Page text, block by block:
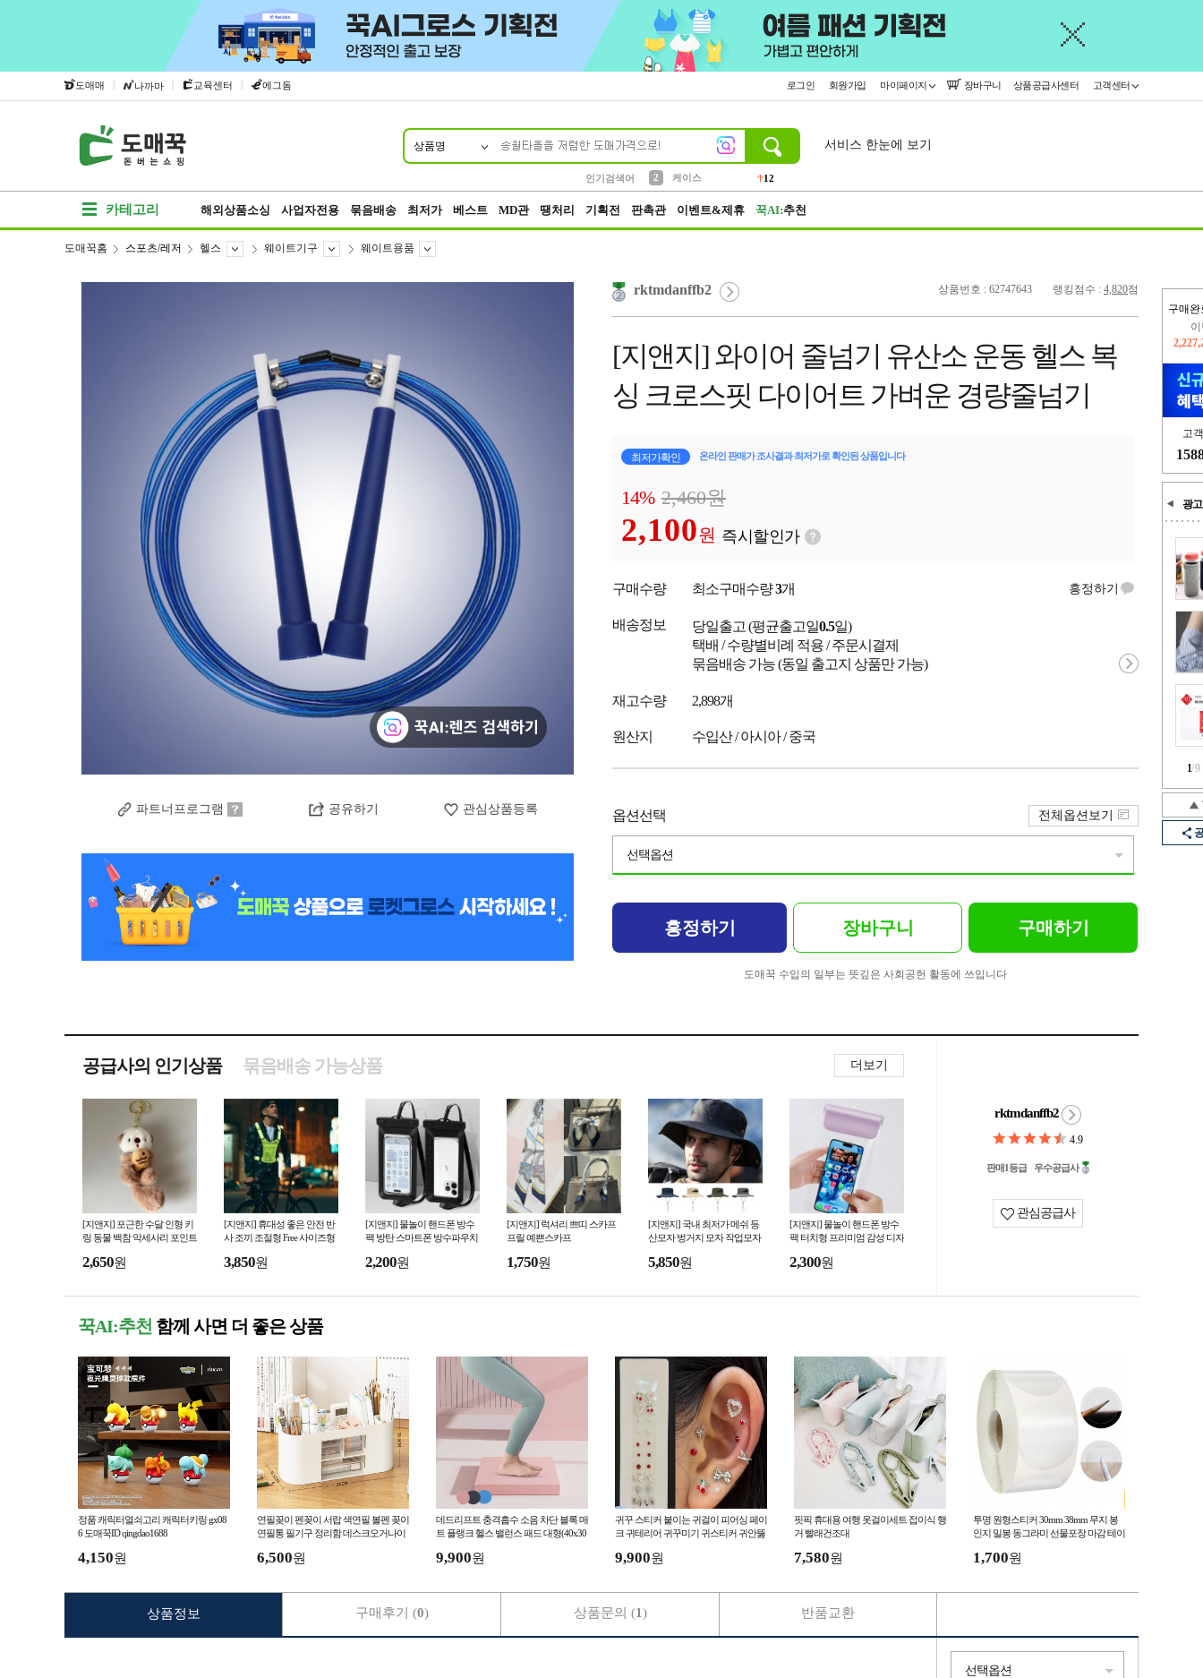
도매매 | 나까마 | 교육센터 | 에그돔 로그인 회원가입 마이페이지 장바구니 상품공급사센터 고객센터
상품명
인기검색어
3
생수
454
서비스 한눈에 보기
카테고리 해외상품소싱 사업자전용 묶음배송 최저가 베스트 MD관 땡처리 기획전 판촉관 이벤트&제휴 꾹AI:추천
구매완
고
광고
1/9
도매꾹홈 스포츠/레저 헬스 웨이트기구 웨이트용품
파트너프로그램 공유하기 관심상품등록
상품번호 : 62747643 랭킹점수 : 4,820점
rktmdanffb2
[지앤지] 와이어 줄넘기 유산소 운동 헬스 복
싱 크로스핏 다이어트 가벼운 경량줄넘기
최저가확인 온라인 판매가 조사결과 최저가로 확인된 상품입니다
14% 2,460원
2,100원 즉시할인가
구매수량 최소구매수량3개 흥정하기
배송정보 당일출고 (평균출고일0.5일)
택배 / 수량별비례 적용 / 주문시결제
묶음배송 가능 (동일 출고지 상품만 가능)
재고수량 2,898개
원산지 수입산 / 아시아 / 중국
옵션선택
선택옵션
전체옵션보기
흥정하기 장바구니 구매하기
도매꾹 수입의 일부는 뜻깊은 사회공헌 활동에 쓰입니다
공급사의 인기상품 더보기
묶음배송 가능상품
[지앤지] 포근한 수달 인형 키
링 동물 백참 악세사리 포인트
2,650원
[지앤지] 휴대성 좋은 안전 반
사 조끼 조절형 Free 사이즈형
인쇄가능
3,850원
[지앤지] 물놀이 핸드폰 방수
팩 방탄 스마트폰 방수파우치
2,200원
[지앤지] 럭셔리 쁘띠 스카프
프릴 예쁜스카프
1,750원
[지앤지] 국내 최저가 메쉬 등
산모자 벙거지 모자 작업모자
5,850원
[지앤지] 물놀이 핸드폰 방수
팩 터치형 프리미엄 감성 디자
여름 휴가용
2,300원
rktmdanffb2
4.9
판매1등급 우수공급사
관심공급사
꾹AI:추천 함께 사면 더 좋은 상품
정품 캐릭터열쇠고리 캐릭터키링 gx08
6 도매꾹ID qingdao1688
4,150원
연필꽂이 펜꽂이 서랍 색연필 볼펜 꽂이
연필통 필기구 정리함 데스크오거나이
6,500원
데드리프트 충격흡수 소음 차단 블록 매
트 플랭크 헬스 밸런스 패드 대형(40x30
9,900원
귀꾸 스티커 붙이는 귀걸이 피어싱 페이
크 귀테리어 귀꾸미기 귀스티커 귀안뚫
9,900원
핏픽 휴대용 여행 옷걸이세트 접이식 행
거 빨래건조대
7,580원
투명 원형스티커 30mm 38mm 무지 봉
인지 밀봉 동그라미 선물포장 마감 테이
1,700원
상품정보 구매후기 (0) 상품문의 (1) 반품교환
선택옵션